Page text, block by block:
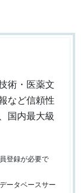
術・医薬文
など信頼性
国内最大級
登録が必要で
ータベースサー